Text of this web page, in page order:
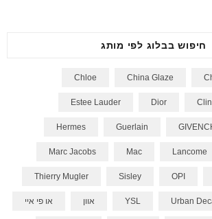
חיפוש בבלוג לפי מותג
China Glaze
Chloe
Dior
Estee Lauder
Guerlain
Hermes
Lancome
Mac
Marc Jacobs
OPI
Sisley
Thierry Mugler
Urban
YSL אוון או פי איי